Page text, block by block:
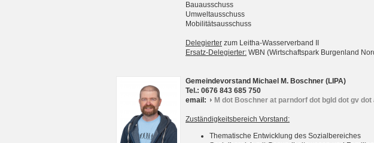
Bauausschuss
Umweltausschuss
Mobilitätsausschuss
Delegierter zum Leitha-Wasserverband II
Ersatz-Delegierter: WBN (Wirtschaftspark Burgenland
Gemeindevorstand Michael M. Boschner (LIPA)
Tel.: 0676 843 685 750
email:
M dot Boschner at parndorf dot bgld dot gv dot
Zuständigkeitsbereich Vorstand:
Thematische Entwicklung des Sozialbereiches